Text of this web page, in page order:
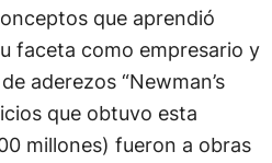
que aprendió
faceta como empresario y
aderezos “Newman’s
que obtuvo esta
millones) fueron a obras